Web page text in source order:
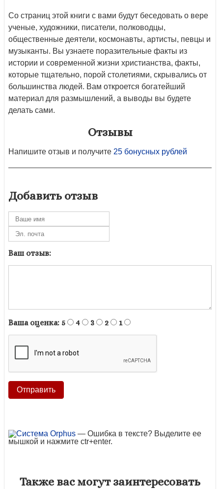
Со страниц этой книги с вами будут беседовать о вере
ученые, художники, писатели, полководцы,
общественные деятели, космонавты, артисты, певцы и
музыканты. Вы узнаете поразительные факты из
истории и современной жизни христианства, факты,
которые тщательно, порой столетиями, скрывались от
большинства людей. Вам откроется богатейший
материал для размышлений, а выводы вы будете
делать сами.
Отзывы
Напишите отзыв и получите 25 бонусных рублей
Добавить отзыв
Ваш отзыв:
Ваша оценка: 5 4 3 2 1
— Ошибка в тексте? Выделите ее
мышкой и нажмите ctr+enter.
Также вас могут заинтересовать